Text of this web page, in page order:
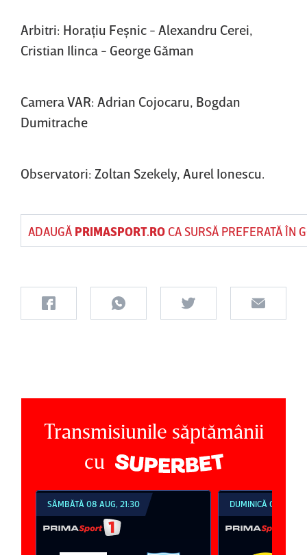
Arbitri: Horaţiu Feşnic - Alexandru Cerei,
Cristian Ilinca - George Găman
Camera VAR: Adrian Cojocaru, Bogdan
Dumitrache
Observatori: Zoltan Szekely, Aurel Ionescu.
ADAUGĂ PRIMASPORT.ROCA SURSĂ PREFERATĂ ÎN
Transmisiunile săptămânii
cu
SÂMBĂTĂ 08 AUG, 21:30 DUMINICĂ 09 AUG,